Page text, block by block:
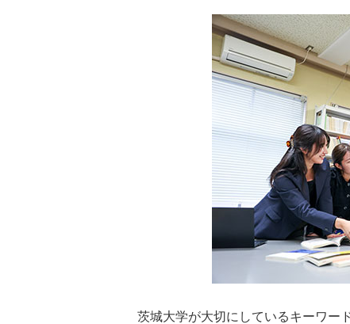
茨城大学が大切にしているキーワー